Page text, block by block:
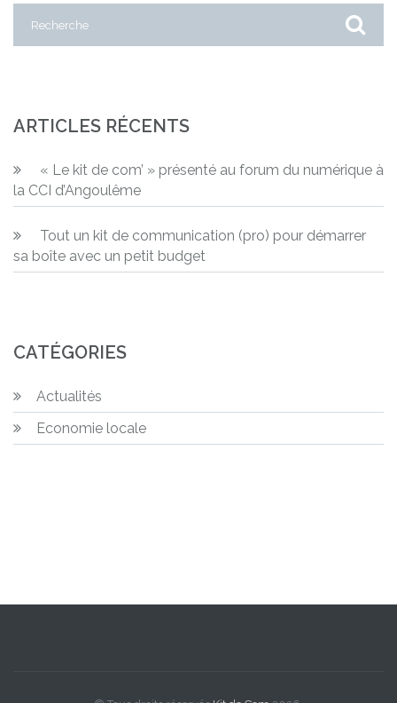
ARTICLES RÉCENTS
« Le kit de com’ » présenté au forum du numérique à
la CCI d’Angoulême
Tout un kit de communication (pro) pour démarrer
sa boîte avec un petit budget
CATÉGORIES
Actualités
Economie locale